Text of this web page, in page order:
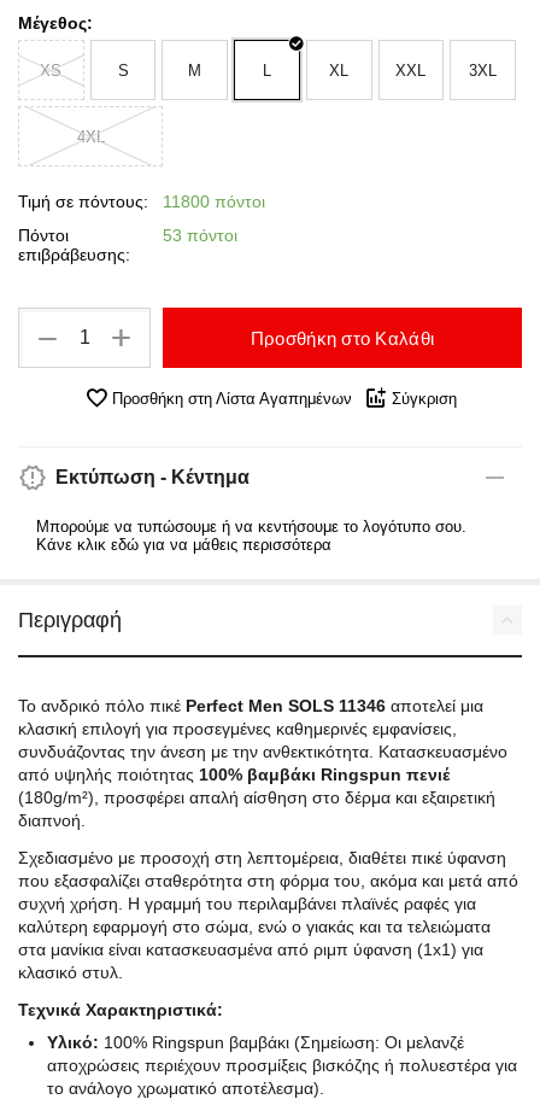
Μέγεθος:
XS S M L XL XXL 3XL
4XL
Τιμή σε πόντους:
11800 πόντοι
Πόντοι
επιβράβευσης:
53 πόντοι
+
− Προσθήκη στο Καλάθι
Προσθήκη στη Λίστα Αγαπημένων Σύγκριση
Εκτύπωση - Κέντημα
Μπορούμε να τυπώσουμε ή να κεντήσουμε το λογότυπο σου.
Κάνε κλικ εδώ για να μάθεις περισσότερα
Περιγραφή
Το ανδρικό πόλο πικέ Perfect Men SOLS 11346 αποτελεί μια
κλασική επιλογή για προσεγμένες καθημερινές εμφανίσεις,
συνδυάζοντας την άνεση με την ανθεκτικότητα. Κατασκευασμένο
από υψηλής ποιότητας 100% βαμβάκι Ringspun πενιέ
(180g/m²), προσφέρει απαλή αίσθηση στο δέρμα και εξαιρετική
διαπνοή.
Σχεδιασμένο με προσοχή στη λεπτομέρεια, διαθέτει πικέ ύφανση
που εξασφαλίζει σταθερότητα στη φόρμα του, ακόμα και μετά από
συχνή χρήση. Η γραμμή του περιλαμβάνει πλαϊνές ραφές για
καλύτερη εφαρμογή στο σώμα, ενώ ο γιακάς και τα τελειώματα
στα μανίκια είναι κατασκευασμένα από ριμπ ύφανση (1x1) για
κλασικό στυλ.
Τεχνικά Χαρακτηριστικά:
Υλικό: 100% Ringspun βαμβάκι (Σημείωση: Οι μελανζέ
αποχρώσεις περιέχουν προσμίξεις βισκόζης ή πολυεστέρα για
το ανάλογο χρωματικό αποτέλεσμα).